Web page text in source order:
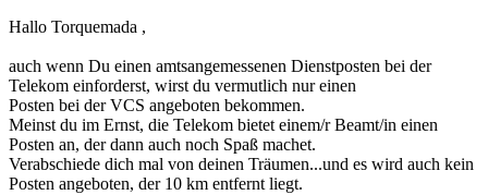
Hallo Torquemada ,
auch wenn Du einen amtsangemessenen Dienstposten bei der
Telekom einforderst, wirst du vermutlich nur einen
Posten bei der VCS angeboten bekommen.
Meinst du im Ernst, die Telekom bietet einem/r Beamt/in einen
Posten an, der dann auch noch Spaß machet.
Verabschiede dich mal von deinen Träumen...und es wird auch kein
Posten angeboten, der 10 km entfernt liegt.